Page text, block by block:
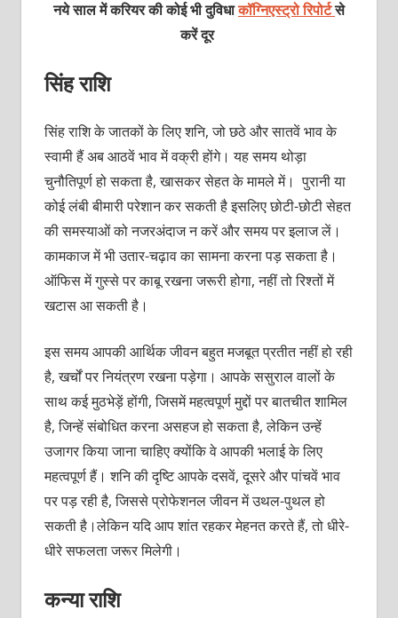
नये साल में करियर की कोई भी दुविधाकॉग्निएस्ट्रो रिपोर्टसे
करें दूर
सिंह राशि
सिंह राशि के जातकों के लिए शनि, जो छठे और सातवें भाव के
स्वामी हैं अब आठवें भाव में वक्री होंगे। यह समय थोड़ा
चुनौतिपूर्ण हो सकता है, खासकर सेहत के मामले में। पुरानी या
कोई लंबी बीमारी परेशान कर सकती है इसलिए छोटी-छोटी सेहत
की समस्याओं को नजरअंदाज न करें और समय पर इलाज लें।
कामकाज में भी उतार-चढ़ाव का सामना करना पड़ सकता है।
ऑफिस में गुस्से पर काबू रखना जरूरी होगा, नहीं तो रिश्तों में
खटास आ सकती है।
इस समय आपकी आर्थिक जीवन बहुत मजबूत प्रतीत नहीं हो रही
है, खर्चों पर नियंत्रण रखना पड़ेगा। आपके ससुराल वालों के
साथ कई मुठभेड़ें होंगी, जिसमें महत्वपूर्ण मुद्दों पर बातचीत शामिल
है, जिन्हें संबोधित करना असहज हो सकता है, लेकिन उन्हें
उजागर किया जाना चाहिए क्योंकि वे आपकी भलाई के लिए
महत्वपूर्ण हैं। शनि की दृष्टि आपके दसवें, दूसरे और पांचवें भाव
पर पड़ रही है, जिससे प्रोफेशनल जीवन में उथल-पुथल हो
सकती है।लेकिन यदि आप शांत रहकर मेहनत करते हैं, तो धीरे-
धीरे सफलता जरूर मिलेगी।
कन्या राशि